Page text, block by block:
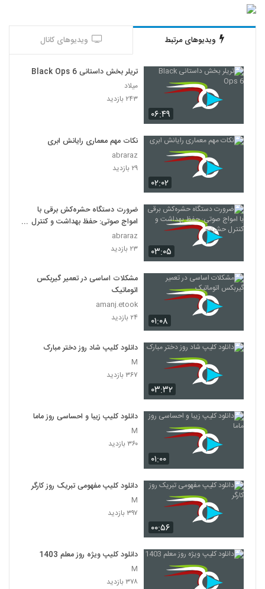
ویدیوهای مرتبط ویدیوهای کانال
۰۶:۴۹
تریلر بخش داستانی Black Ops 6
میلاد
۲۴۳ بازدید
۰۲:۰۲
نکات مهم معماری رایانش ابری
abraraz
۲۹ بازدید
۰۳:۰۵
ضرورت دستگاه حشره‌کش برقی با
امواج صوتی: حفظ بهداشت و کنترل
حشرات
abraraz
۲۳ بازدید
۰۱:۰۸
مشکلات اساسی در تعمیر گیربکس
اتوماتیک
amanj.etook
۲۴ بازدید
۰۳:۳۲
دانلود کلیپ شاد روز دختر مبارک
M
۳۶۷ بازدید
۰۱:۰۰
دانلود کلیپ زیبا و احساسی روز ماما
M
۳۶۰ بازدید
۰۰:۵۶
دانلود کلیپ مفهومی تبریک روز کارگر
M
۳۹۷ بازدید
دانلود کلیپ ویژه روز معلم 1403
M
۳۷۸ بازدید